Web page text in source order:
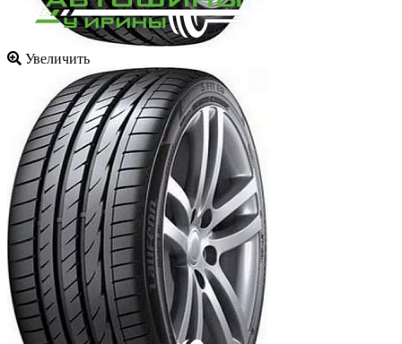
Увеличить